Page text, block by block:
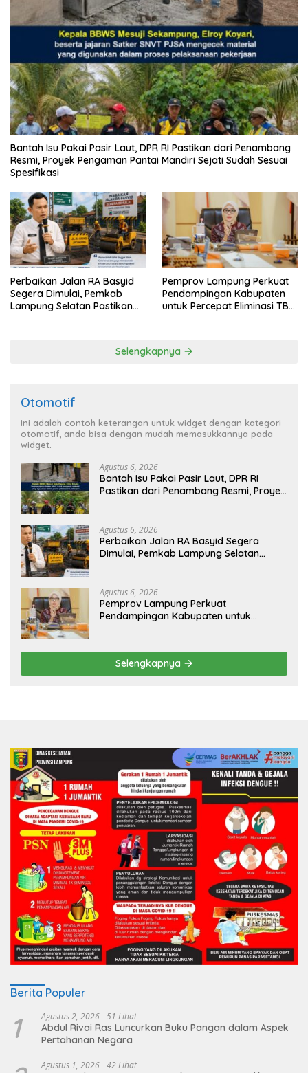
Bantah Isu Pakai Pasir Laut, DPR RI Pastikan dari Penambang
Resmi, Proyek Pengaman Pantai Mandiri Sejati Sudah Sesuai
Spesifikasi
Perbaikan Jalan RA Basyid
Segera Dimulai, Pemkab
Lampung Selatan Pastikan
Pemprov Lampung Perkuat
Pendampingan Kabupaten
untuk Percepat Eliminasi TBC
Selengkapnya
Otomotif
Ini adalah contoh keterangan untuk widget dengan kategori
otomotif, anda bisa dengan mudah memasukkannya pada
widget.
Agustus 6, 2026
Bantah Isu Pakai Pasir Laut, DPR RI
Pastikan dari Penambang Resmi, Proyek
Agustus 6, 2026
Perbaikan Jalan RA Basyid Segera
Dimulai, Pemkab Lampung Selatan
Agustus 6, 2026
Pemprov Lampung Perkuat
Pendampingan Kabupaten untuk
Selengkapnya
Berita Populer
1 Agustus 2, 2026 51 Lihat
Abdul Rivai Ras Luncurkan Buku Pangan dalam Aspek
Pertahanan Negara
Agustus 1, 2026 42 Lihat